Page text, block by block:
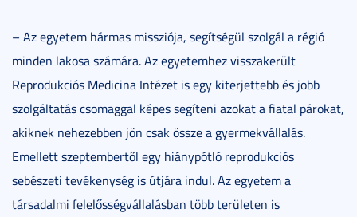
– Az egyetem hármas missziója, segítségül szolgál a régió
minden lakosa számára. Az egyetemhez visszakerült
Reprodukciós Medicina Intézet is egy kiterjettebb és jobb
szolgáltatás csomaggal képes segíteni azokat a fiatal párokat,
akiknek nehezebben jön csak össze a gyermekvállalás.
Emellett szeptembertől egy hiánypótló reprodukciós
sebészeti tevékenység is útjára indul. Az egyetem a
társadalmi felelősségvállalásban több területen is